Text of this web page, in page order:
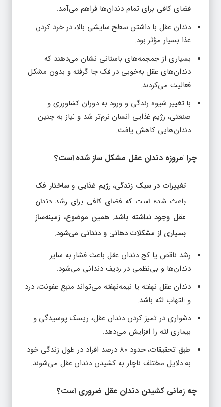
فضای کافی برای تمام دندان‌ها فراهم می‌آمد.
دندان عقل با داشتن سطح سایشی بالا، در خرد کردن
غذا بسیار مؤثر بود.
بسیاری از جمجمه‌های باستانی نشان می‌دهند که
دندان‌های عقل به‌خوبی در فک جا گرفته و بدون مشکل
فعالیت می‌کردند.
با تغییر شیوه زندگی و ورود به دوران کشاورزی و
صنعتی، رژیم غذایی انسان نرم‌تر شد و نیاز به چنین
دندان‌هایی کاهش یافت.
چرا امروزه دندان عقل مشکل‌ ساز شده است؟
تغییرات در سبک زندگی، رژیم غذایی و ساختار فک
باعث شده است که فضای کافی برای رشد دندان
عقل وجود نداشته باشد. همین موضوع، زمینه‌ساز
بسیاری از مشکلات دهانی و دندانی می‌شود.
رشد ناقص یا کج دندان عقل باعث فشار به سایر
دندان‌ها و بی‌نظمی در ردیف دندانی می‌شود.
دندان عقل نهفته یا نیمه‌نهفته می‌تواند منبع عفونت، درد
و التهاب لثه باشد.
دشواری در تمیز کردن دندان عقل، ریسک پوسیدگی و
بیماری لثه را افزایش می‌دهد.
طبق تحقیقات، حدود ۸۰ درصد افراد در طول زندگی خود
به دلایل مختلف ناچار به کشیدن دندان عقل می‌شوند.
چه زمانی کشیدن دندان عقل ضروری است؟